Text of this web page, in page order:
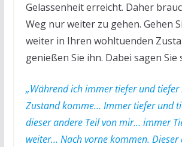
Gelassenheit erreicht. Daher
Weg nur weiter zu gehen. Gehen
weiter in Ihren wohltuenden
genießen Sie ihn. Dabei sagen Sie
„Während ich immer tiefer und tiefer
Zustand komme… Immer tiefer und
dieser andere Teil von mir… immer
weiter… Nach vorne kommen. Dieser